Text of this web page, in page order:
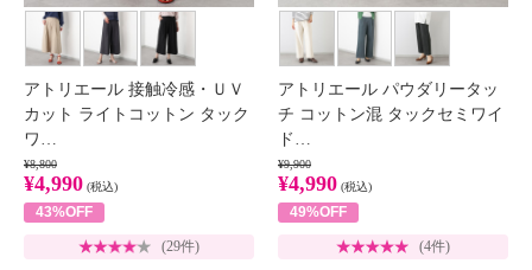
アトリエール 接触冷感・ＵＶ
カット ライトコットン タック
ワ…
¥8,800
¥4,990 (税込)
43%OFF
(29件)
アトリエール パウダリータッ
チ コットン混 タックセミワイ
ド…
¥9,900
¥4,990 (税込)
49%OFF
(4件)